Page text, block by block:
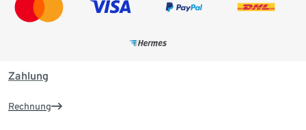
Zahlung
Rechnung